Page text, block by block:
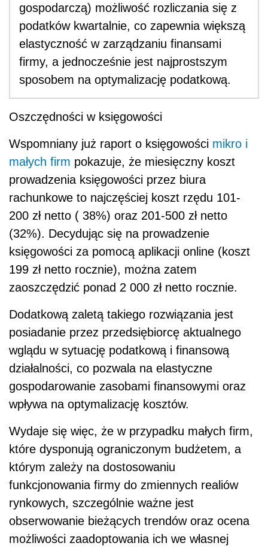
gospodarczą) możliwość rozliczania się z
podatków kwartalnie, co zapewnia większą
elastyczność w zarządzaniu finansami
firmy, a jednocześnie jest najprostszym
sposobem na optymalizację podatkową.
Oszczędności w księgowości
Wspomniany już raport o księgowości mikro i
małych firm pokazuje, że miesięczny koszt
prowadzenia księgowości przez biura
rachunkowe to najczęściej koszt rzędu 101-
200 zł netto ( 38%) oraz 201-500 zł netto
(32%). Decydując się na prowadzenie
księgowości za pomocą aplikacji online (koszt
199 zł netto rocznie), można zatem
zaoszczędzić ponad 2 000 zł netto rocznie.
Dodatkową zaletą takiego rozwiązania jest
posiadanie przez przedsiębiorcę aktualnego
wglądu w sytuację podatkową i finansową
działalności, co pozwala na elastyczne
gospodarowanie zasobami finansowymi oraz
wpływa na optymalizację kosztów.
Wydaje się więc, że w przypadku małych firm,
które dysponują ograniczonym budżetem, a
którym zależy na dostosowaniu
funkcjonowania firmy do zmiennych realiów
rynkowych, szczególnie ważne jest
obserwowanie bieżących trendów oraz ocena
możliwości zaadoptowania ich we własnej